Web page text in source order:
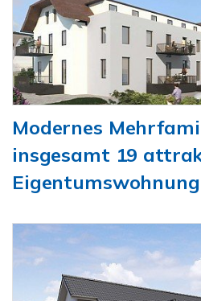
Modernes
insgesamt 19